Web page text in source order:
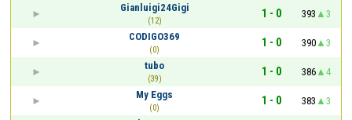
Gianluigi24Gigi
(12)
1 - 0 393
3
CODIGO369
(0)
1 - 0 390
3
tubo
(39)
1 - 0 386
4
My Eggs
(0)
1 - 0 383
3